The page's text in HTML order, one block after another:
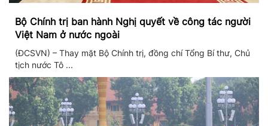
Bộ Chính trị ban hành Nghị quyết về công tác người
Việt Nam ở nước ngoài
(ĐCSVN) – Thay mặt Bộ Chính trị, đồng chí Tổng Bí thư, Chủ
tịch nước Tô ...